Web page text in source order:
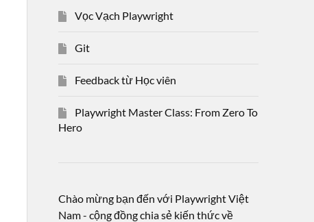
Vọc Vạch Playwright
Git
Feedback từ Học viên
Playwright Master Class: From Zero To
Hero
Chào mừng bạn đến với Playwright Việt
Nam - cộng đồng chia sẻ kiến thức về